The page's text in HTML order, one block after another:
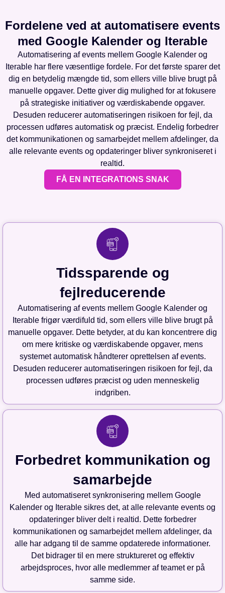
Fordelene ved at automatisere events
med Google Kalender og Iterable
Automatisering af events mellem Google Kalender og
Iterable har flere væsentlige fordele. For det første sparer det
dig en betydelig mængde tid, som ellers ville blive brugt på
manuelle opgaver. Dette giver dig mulighed for at fokusere
på strategiske initiativer og værdiskabende opgaver.
Desuden reducerer automatiseringen risikoen for fejl, da
processen udføres automatisk og præcist. Endelig forbedrer
det kommunikationen og samarbejdet mellem afdelinger, da
alle relevante events og opdateringer bliver synkroniseret i
realtid.
FÅ EN INTEGRATIONS SNAK
Tidssparende og
fejlreducerende
Automatisering af events mellem Google Kalender og
Iterable frigør værdifuld tid, som ellers ville blive brugt på
manuelle opgaver. Dette betyder, at du kan koncentrere dig
om mere kritiske og værdiskabende opgaver, mens
systemet automatisk håndterer oprettelsen af events.
Desuden reducerer automatiseringen risikoen for fejl, da
processen udføres præcist og uden menneskelig
indgriben.
Forbedret kommunikation og
samarbejde
Med automatiseret synkronisering mellem Google
Kalender og Iterable sikres det, at alle relevante events og
opdateringer bliver delt i realtid. Dette forbedrer
kommunikationen og samarbejdet mellem afdelinger, da
alle har adgang til de samme opdaterede informationer.
Det bidrager til en mere struktureret og effektiv
arbejdsproces, hvor alle medlemmer af teamet er på
samme side.